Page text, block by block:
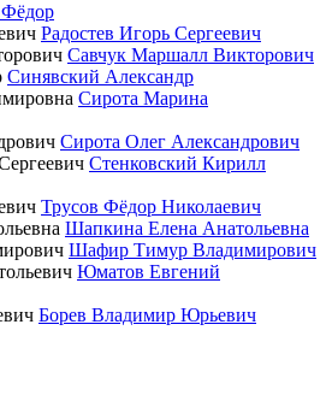
Радостев Игорь Сергеевич
Савчук Маршалл Викторович
Синявский Александр
Сирота Марина
Сирота Олег Александрович
Стенковский Кирилл
Трусов Фёдор Николаевич
Шапкина Елена Анатольевна
Шафир Тимур Владимирович
Юматов Евгений
Борев Владимир Юрьевич